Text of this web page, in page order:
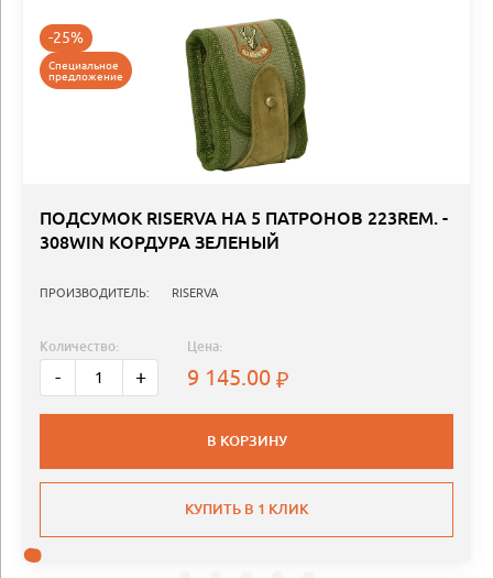
-25%
Специальное
предложение
ПОДСУМОК RISERVA НА 5 ПАТРОНОВ 223REM. -
308WIN КОРДУРА ЗЕЛЕНЫЙ
ПРОИЗВОДИТЕЛЬ: RISERVA
Количество:
- +
Цена:
9 145.00
В КОРЗИНУ
КУПИТЬ В 1 КЛИК